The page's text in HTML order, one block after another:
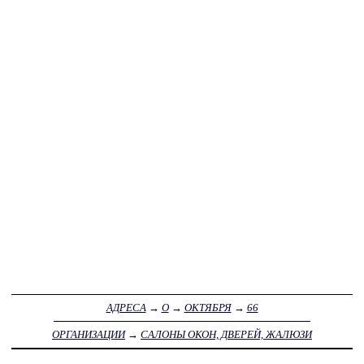
АДРЕСА→ О→ ОКТЯБРЯ→ 66
ОРГАНИЗАЦИИ→ САЛОНЫ ОКОН, ДВЕРЕЙ, ЖАЛЮЗИ